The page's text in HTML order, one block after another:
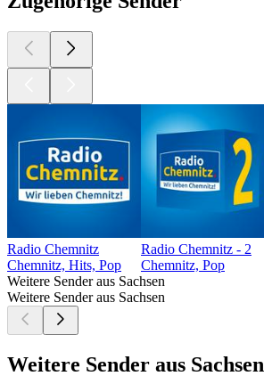
Radio Chemnitz
Chemnitz, Hits, Pop
Radio Chemnitz - 2
Chemnitz, Pop
Weitere Sender aus Sachsen
Weitere Sender aus Sachsen
Weitere Sender aus Sachsen